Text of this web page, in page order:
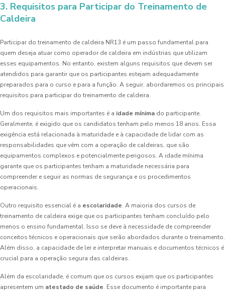
3. Requisitos para Participar do Treinamento de
Caldeira
Participar do treinamento de caldeira NR13 é um passo fundamental para
quem deseja atuar como operador de caldeira em indústrias que utilizam
esses equipamentos. No entanto, existem alguns requisitos que devem ser
atendidos para garantir que os participantes estejam adequadamente
preparados para o curso e para a função. A seguir, abordaremos os principais
requisitos para participar do treinamento de caldeira.
Um dos requisitos mais importantes é a idade mínima do participante.
Geralmente, é exigido que os candidatos tenham pelo menos 18 anos. Essa
exigência está relacionada à maturidade e à capacidade de lidar com as
responsabilidades que vêm com a operação de caldeiras, que são
equipamentos complexos e potencialmente perigosos. A idade mínima
garante que os participantes tenham a maturidade necessária para
compreender e seguir as normas de segurança e os procedimentos
operacionais.
Outro requisito essencial é a escolaridade. A maioria dos cursos de
treinamento de caldeira exige que os participantes tenham concluído pelo
menos o ensino fundamental. Isso se deve à necessidade de compreender
conceitos técnicos e operacionais que serão abordados durante o treinamento.
Além disso, a capacidade de ler e interpretar manuais e documentos técnicos é
crucial para a operação segura das caldeiras.
Além da escolaridade, é comum que os cursos exijam que os participantes
apresentem um atestado de saúde. Esse documento é importante para